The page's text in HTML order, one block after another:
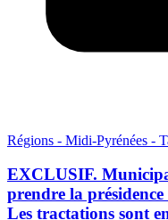
Régions - Midi-Pyrénées -
EXCLUSIF.
prendre la
Les tractations sont